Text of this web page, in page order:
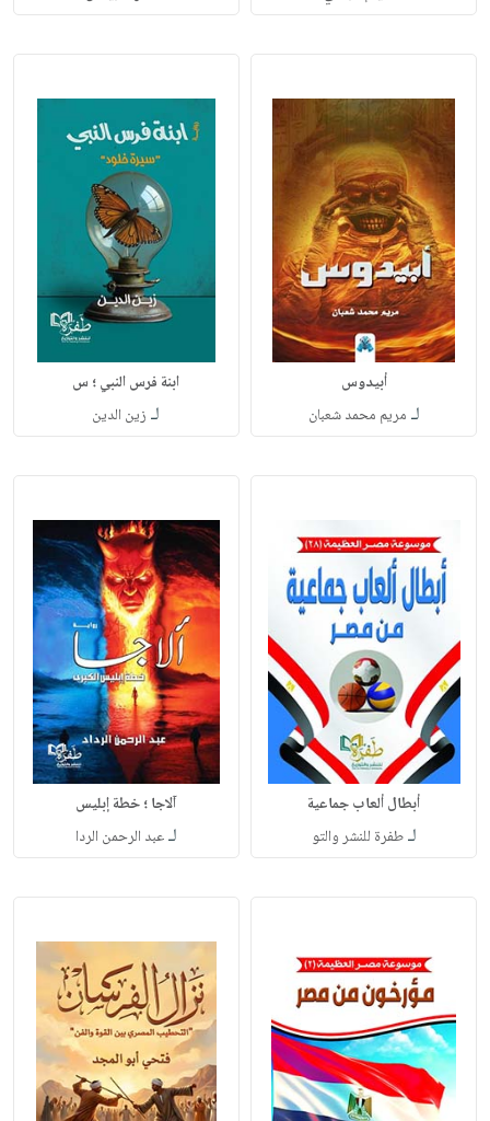
أبيدوس
لـ مريم محمد شعبان
ابنة فرس النبي ؛ س
لـ زين الدين
أبطال ألعاب جماعية
لـطفرة للنشر والتو
آلاجا ؛ خطة إبليس
لـعبد الرحمن الردا